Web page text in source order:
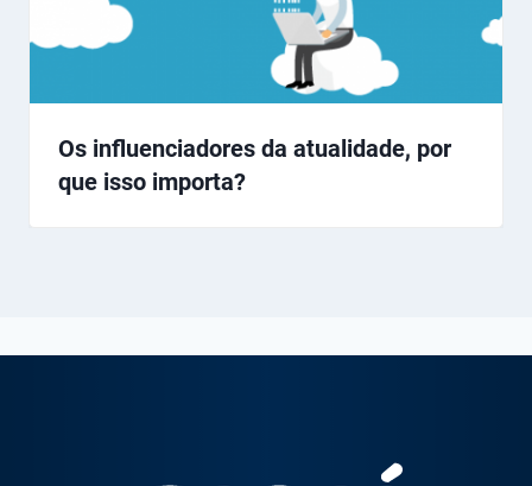
Os influenciadores da atualidade, por
que isso importa?